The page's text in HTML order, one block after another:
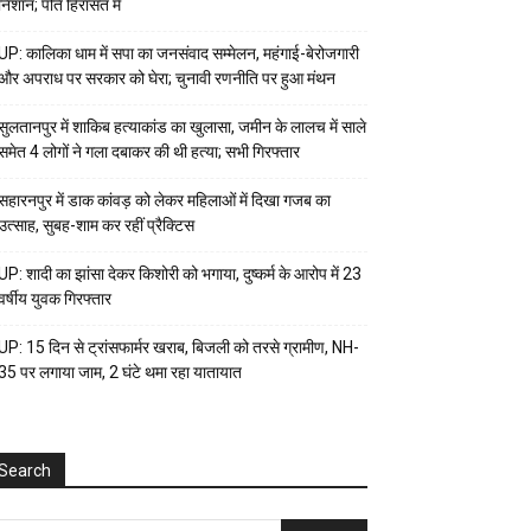
पति हिरासत में
कालिका धाम में सपा का जनसंवाद सम्मेलन, महंगाई-बेरोजगारी
अपराध पर सरकार को घेरा; चुनावी रणनीति पर हुआ मंथन
में शाकिब हत्याकांड का खुलासा, जमीन के लालच में साले
4 लोगों ने गला दबाकर की थी हत्या; सभी गिरफ्तार
में डाक कांवड़ को लेकर महिलाओं में दिखा गजब का
सुबह-शाम कर रहीं प्रैक्टिस
शादी का झांसा देकर किशोरी को भगाया, दुष्कर्म के आरोप में 23
युवक गिरफ्तार
15 दिन से ट्रांसफार्मर खराब, बिजली को तरसे ग्रामीण, NH-
पर लगाया जाम, 2 घंटे थमा रहा यातायात